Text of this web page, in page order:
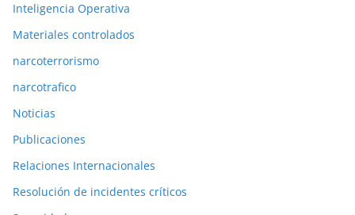
Inteligencia Operativa
Materiales controlados
narcoterrorismo
narcotrafico
Noticias
Publicaciones
Relaciones Internacionales
Resolución de incidentes críticos